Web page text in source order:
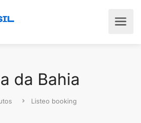
da Bahia
Listeo booking